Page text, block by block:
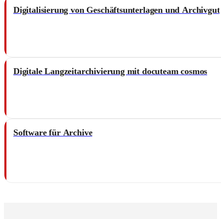
Digitalisierung von Geschäftsunterlagen und Archivgut
Digitale Langzeitarchivierung mit docuteam cosmos
Software für Archive